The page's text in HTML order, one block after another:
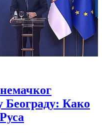
Београду: Како